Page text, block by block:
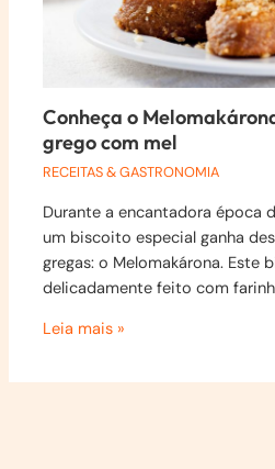
Conheça o
grego com mel
RECEITAS & GASTRONOMIA
Durante a encantadora época
um biscoito especial ganha
gregas: o Melomakárona. Este
delicadamente feito com
Leia mais »